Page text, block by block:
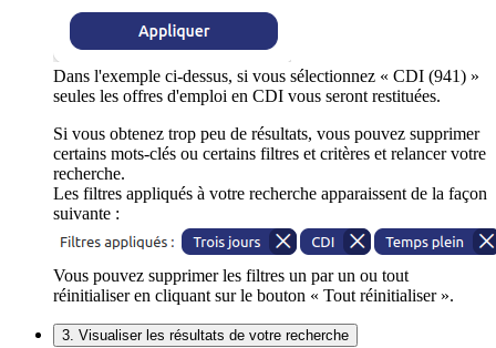
Dans l'exemple ci-dessus, si vous sélectionnez « CDI (941) »
seules les offres d'emploi en CDI vous seront restituées.
Si vous obtenez trop peu de résultats, vous pouvez supprimer
certains mots-clés ou certains filtres et critères et relancer votre
recherche.
Les filtres appliqués à votre recherche apparaissent de la façon
suivante :
Vous pouvez supprimer les filtres un par un ou tout
réinitialiser en cliquant sur le bouton « Tout réinitialiser ».
3. Visualiser les résultats de votre recherche